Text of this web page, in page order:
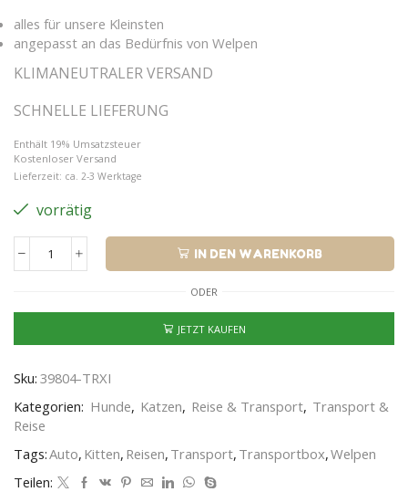
alles für unsere Kleinsten
angepasst an das Bedürfnis von Welpen
KLIMANEUTRALER VERSAND
SCHNELLE LIEFERUNG
Enthält 19% Umsatzsteuer
Kostenloser Versand
Lieferzeit: ca. 2-3 Werktage
vorrätig
IN DEN WARENKORB
ODER
JETZT KAUFEN
Sku: 39804-TRXI
Kategorien: Hunde, Katzen, Reise & Transport, Transport &
Reise
Tags:Auto, Kitten, Reisen, Transport, Transportbox,Welpen
Teilen: